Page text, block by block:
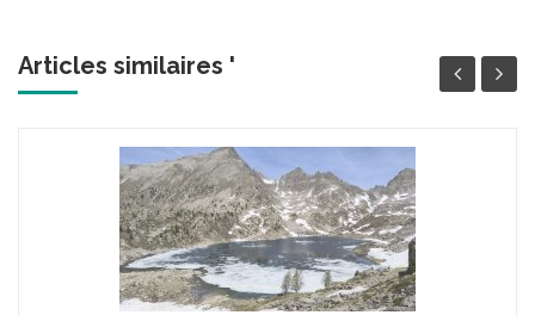
Articles similaires '